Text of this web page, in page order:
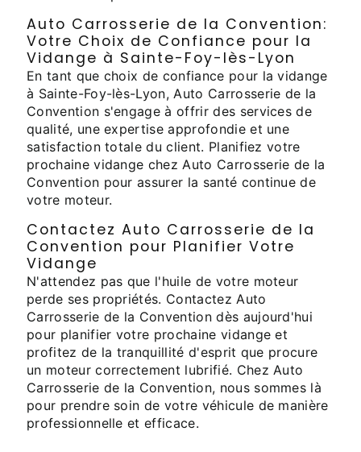
Auto Carrosserie de la Convention:
Votre Choix de Confiance pour la
Vidange à Sainte-Foy-lès-Lyon
En tant que choix de confiance pour la vidange
à Sainte-Foy-lès-Lyon, Auto Carrosserie de la
Convention s'engage à offrir des services de
qualité, une expertise approfondie et une
satisfaction totale du client. Planifiez votre
prochaine vidange chez Auto Carrosserie de la
Convention pour assurer la santé continue de
votre moteur.
Contactez Auto Carrosserie de la
Convention pour Planifier Votre
Vidange
N'attendez pas que l'huile de votre moteur
perde ses propriétés. Contactez Auto
Carrosserie de la Convention dès aujourd'hui
pour planifier votre prochaine vidange et
profitez de la tranquillité d'esprit que procure
un moteur correctement lubrifié. Chez Auto
Carrosserie de la Convention, nous sommes là
pour prendre soin de votre véhicule de manière
professionnelle et efficace.